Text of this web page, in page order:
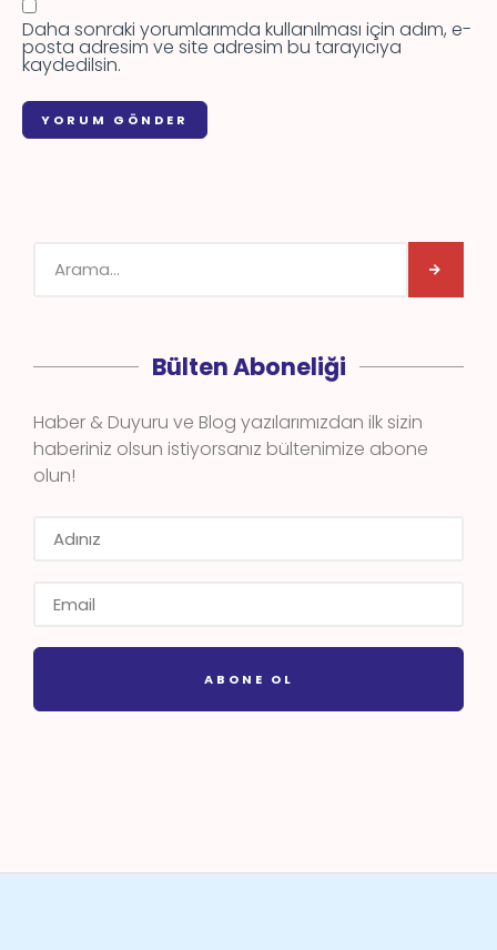
Daha sonraki yorumlarımda kullanılması için adım, e-
posta adresim ve site adresim bu tarayıcıya
kaydedilsin.
Bülten Aboneliği
Haber & Duyuru ve Blog yazılarımızdan ilk sizin
haberiniz olsun istiyorsanız bültenimize abone
olun!
ABONE OL